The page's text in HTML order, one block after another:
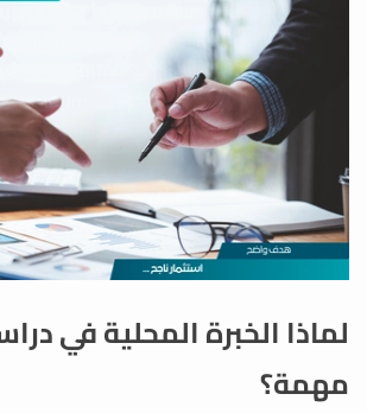
لماذا الخبرة المحلية في
مهمة؟